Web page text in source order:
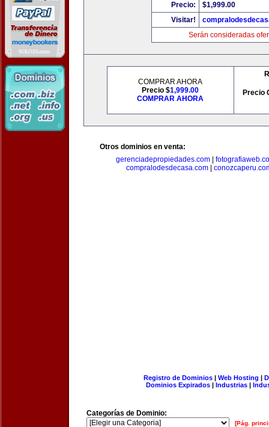
Precio:
$1,999.00
Visitar!
Serán consideradas
COMPRAR AHORA
Precio $1,999.00
COMPRAR AHORA
Precio
Otros dominios en venta:
gerenciadepropiedades.com|
compralodesdecasa.com
Registro de Dominios| Web Hosting |
Dominios Expirados | Industrias |
Categorías de Dominio:
[Pág.